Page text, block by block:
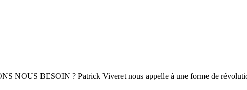
NOUS BESOIN ? Patrick Viveret nous appelle à une forme de